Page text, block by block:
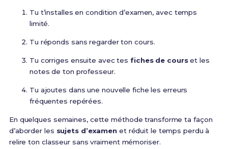
Tu t’installes en condition d’examen, avec temps
limité.
Tu réponds sans regarder ton cours.
Tu corriges ensuite avec tesfiches de courset les
notes de ton professeur.
Tu ajoutes dans une nouvelle fiche les erreurs
fréquentes repérées.
En quelques semaines, cette méthode transforme ta façon
d’aborder les sujets d’examen et réduit le temps perdu à
relire ton classeur sans vraiment mémoriser.